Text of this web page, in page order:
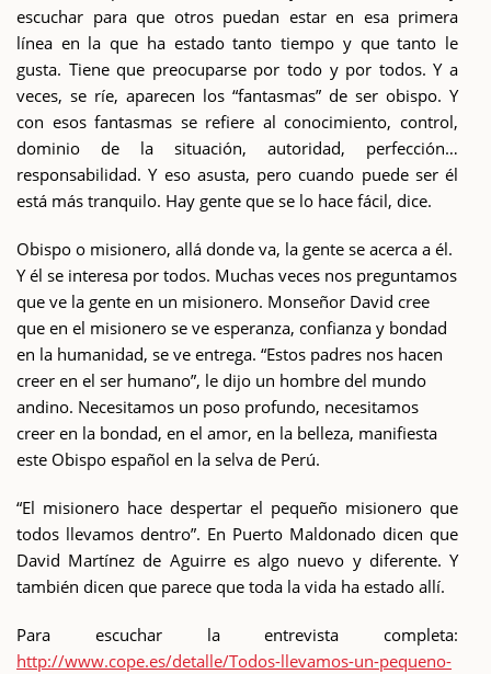
escuchar para que otros puedan estar en esa primera
línea en la que ha estado tanto tiempo y que tanto le
gusta. Tiene que preocuparse por todo y por todos. Y a
veces, se ríe, aparecen los “fantasmas” de ser obispo. Y
con esos fantasmas se refiere al conocimiento, control,
dominio de la situación, autoridad, perfección…
responsabilidad. Y eso asusta, pero cuando puede ser él
está más tranquilo. Hay gente que se lo hace fácil, dice.
Obispo o misionero, allá donde va, la gente se acerca a él.
Y él se interesa por todos. Muchas veces nos preguntamos
que ve la gente en un misionero. Monseñor David cree
que en el misionero se ve esperanza, confianza y bondad
en la humanidad, se ve entrega. “Estos padres nos hacen
creer en el ser humano”, le dijo un hombre del mundo
andino. Necesitamos un poso profundo, necesitamos
creer en la bondad, en el amor, en la belleza, manifiesta
este Obispo español en la selva de Perú.
“El misionero hace despertar el pequeño misionero que
todos llevamos dentro”. En Puerto Maldonado dicen que
David Martínez de Aguirre es algo nuevo y diferente. Y
también dicen que parece que toda la vida ha estado allí.
Para escuchar la entrevista completa:
http://www.cope.es/detalle/Todos-llevamos-un-pequeno-